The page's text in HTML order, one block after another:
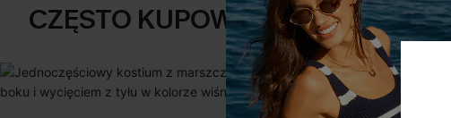
CZĘSTO KUPOWANE RAZEM